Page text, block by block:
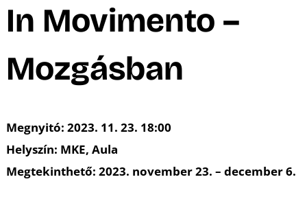
In Movimento –
Mozgásban
Megnyitó: 2023. 11. 23. 18:00
Helyszín: MKE, Aula
Megtekinthető: 2023. november 23. – december 6.